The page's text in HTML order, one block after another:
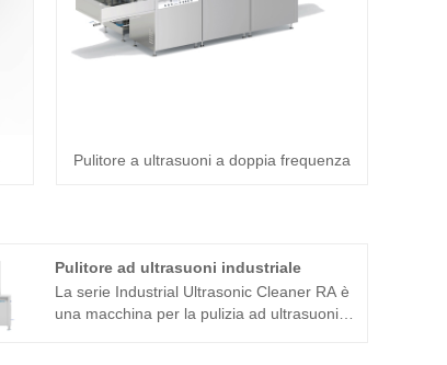
Pulitore a ultrasuoni a doppia frequenza
Pulitore ad ultrasuoni industriale
La serie Industrial Ultrasonic Cleaner RA è
una macchina per la pulizia ad ultrasuoni a